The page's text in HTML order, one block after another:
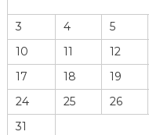
o
h
r
r
3
4 5
10
11 12
17
18 19
24
25 26
31